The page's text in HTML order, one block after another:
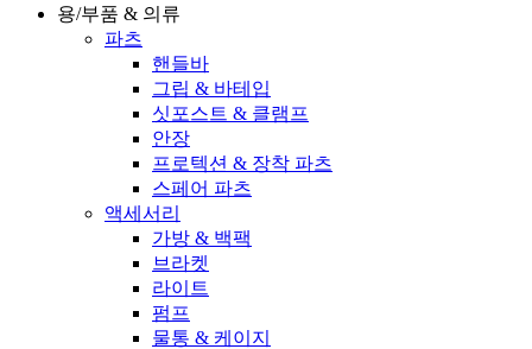
용/부품 & 의류
파츠
핸들바
그립 & 바테입
싯포스트 & 클램프
안장
프로텍션 & 장착 파츠
스페어 파츠
액세서리
가방 & 백팩
브라켓
라이트
펌프
물통 & 케이지